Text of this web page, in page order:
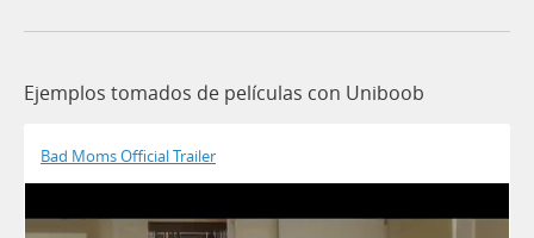
Ejemplos tomados de películas con Uniboob
Bad Moms Official Trailer